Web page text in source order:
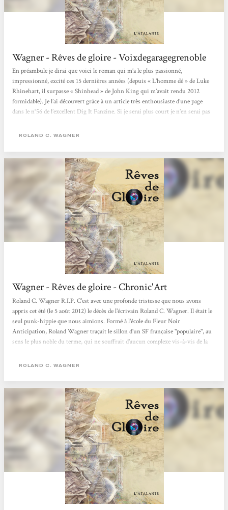
Wagner - Rêves de gloire - Voixdegaragegrenoble
En préambule je dirai que voici le roman qui m’a le plus passionné,
impressionné, excité ces 15 dernières années (depuis « L’homme dé » de Luke
Rhinehart, il surpasse « Shinhead » de John King qui m’avait rendu 2012
formidable). Je l’ai découvert grâce à un article très enthousiaste d’une page
dans le n°56 de l’excellent Dig It Fanzine. Si je serai plus court je n’en serai pas
‘uchronie Rock’ (mais bien sûr tellement plus que ça) où,...
ROLAND C. WAGNER
Wagner - Rêves de gloire - Chronic'Art
Roland C. Wagner R.I.P. C'est avec une profonde tristesse que nous avons
appris cet été (le 5 août 2012) le décès de l'écrivain Roland C. Wagner. Il était le
seul punk-hippie que nous aimions. Formé à l'école du Fleur Noir
Anticipation, Roland Wagner traçait le sillon d'un SF française "populaire", au
sens le plus noble du terme, qui ne souffrait d'aucun complexe vis-à-vis de la
(plus de cent nouvelles, une cinquantaine de romans et de traductions en
ROLAND C. WAGNER